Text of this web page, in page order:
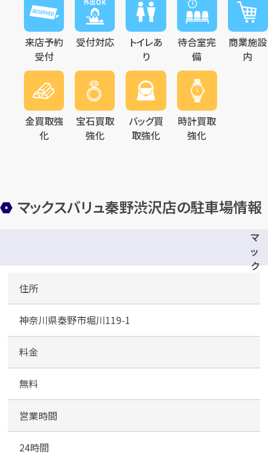
来店予約
受付
受付対応
トイレあ
り
待合室完
備
商業施設
内
金買取強
化
宝石買取
強化
バッグ買
取強化
時計買取
強化
マックスバリュ秦野渋沢店の駐車場情報
マ
ッ
ク
リ
秦
渋
住所
神奈川県秦野市堀川119-1
料金
無料
営業時間
24時間